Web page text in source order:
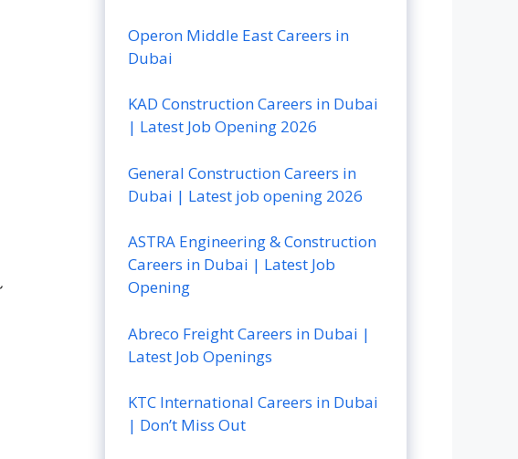
Operon Middle East Careers in
Dubai
KAD Construction Careers in Dubai
| Latest Job Opening 2026
General Construction Careers in
Dubai | Latest job opening 2026
ASTRA Engineering & Construction
Careers in Dubai | Latest Job
Opening
Abreco Freight Careers in Dubai |
Latest Job Openings
KTC International Careers in Dubai
| Don’t Miss Out